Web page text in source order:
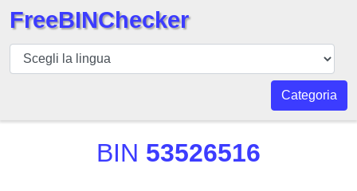
BIN
checker
FreeBINChecker
Categoria
BIN 53526516